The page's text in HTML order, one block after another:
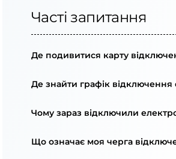
Часті запитання
Де подивитися карту
Де знайти графік відключення
Чому зараз відключили
Що означає моя черга